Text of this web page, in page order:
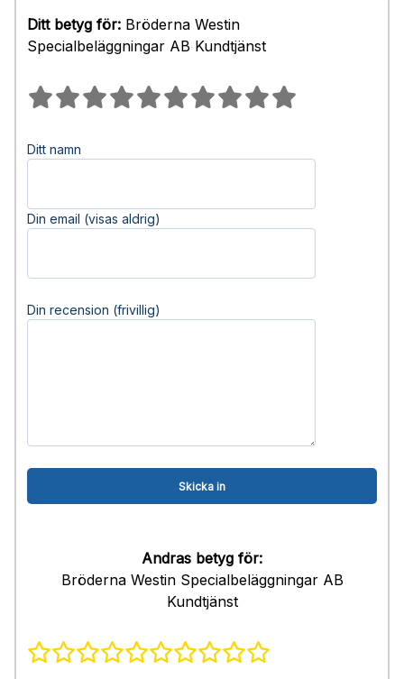
Ditt betyg för: Bröderna Westin
Specialbeläggningar AB Kundtjänst
Ditt namn
Din email (visas aldrig)
Din recension (frivillig)
Andras betyg för:
Bröderna Westin Specialbeläggningar AB
Kundtjänst